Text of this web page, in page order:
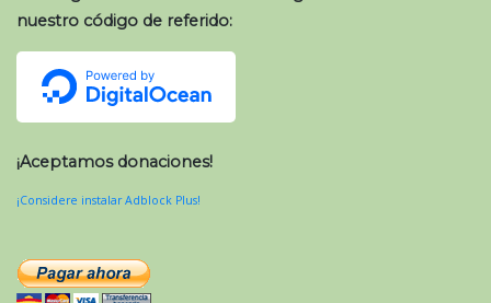
nuestro código de referido:
¡Aceptamos donaciones!
¡Considere instalar Adblock Plus!